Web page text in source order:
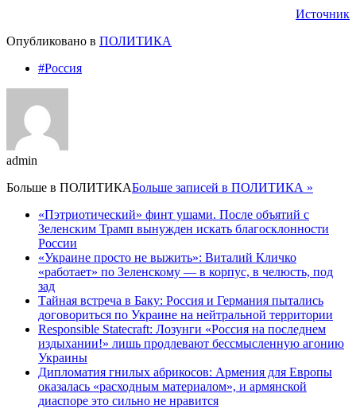
Источник
Опубликовано в ПОЛИТИКА
#Россия
admin
Больше в ПОЛИТИКАБольше записей в ПОЛИТИКА »
«Пэтриотический» финт ушами. После объятий с
Зеленским Трамп вынужден искать благосклонности
России
«Украине просто не выжить»: Виталий Кличко
«работает» по Зеленскому — в корпус, в челюсть, под
зад
Тайная встреча в Баку: Россия и Германия пытались
договориться по Украине на нейтральной территории
Responsible Statecraft: Лозунги «Россия на последнем
издыхании!» лишь продлевают бессмысленную агонию
Украины
Дипломатия гнилых абрикосов: Армения для Европы
оказалась «расходным материалом», и армянской
диаспоре это сильно не нравится